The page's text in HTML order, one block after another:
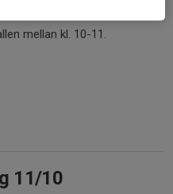
mellan kl. 10-11.
11/10